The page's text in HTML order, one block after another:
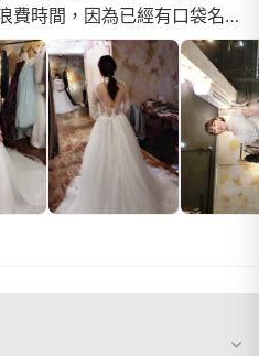
費時間，因為已經有口袋名
，一去就問艾莉的檔期，結果
明年中了，我只能選擇別
託🙏接待人員花花，幫我問
可不可以再喬一天時間給我，
就來跟